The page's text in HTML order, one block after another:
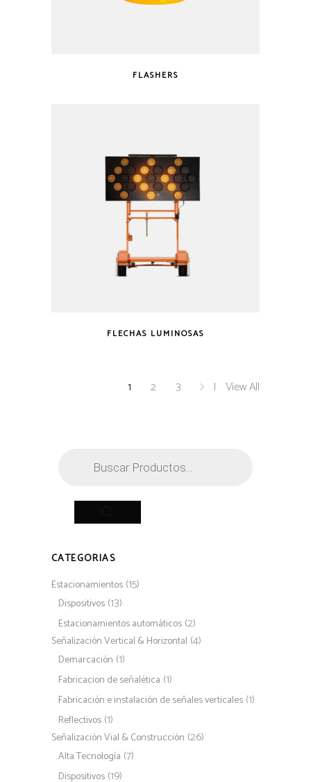
FLASHERS
FLECHAS LUMINOSAS
1 2 3 View All
productos
CATEGORIAS
Estacionamientos (15)
Dispositivos (13)
Estacionamientos automáticos (2)
Señalización Vertical & Horizontal (4)
Demarcación (1)
Fabricacion de señalética (1)
Fabricación e instalación de señales verticales (1)
Reflectivos (1)
Señalización Vial & Construcción (26)
Alta Tecnología (7)
Dispositivos (19)